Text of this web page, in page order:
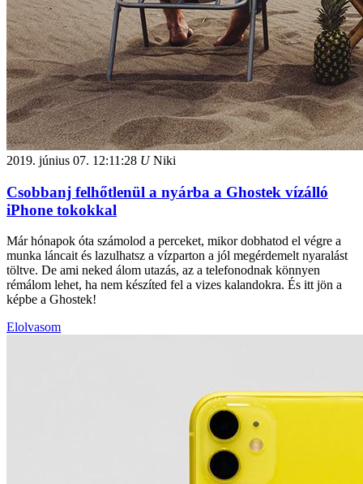
2019. június 07. 12:11:28 UNiki
Csobbanj felhőtlenül a nyárba a Ghostek vízálló
iPhone tokokkal
Már hónapok óta számolod a perceket, mikor dobhatod el végre a
munka láncait és lazulhatsz a vízparton a jól megérdemelt nyaralást
töltve. De ami neked álom utazás, az a telefonodnak könnyen
rémálom lehet, ha nem készíted fel a vizes kalandokra. És itt jön a
képbe a Ghostek!
Elolvasom